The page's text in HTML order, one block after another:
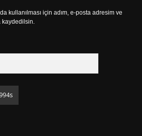
kullanılması için adım, e-posta adresim ve
kaydedilsin.